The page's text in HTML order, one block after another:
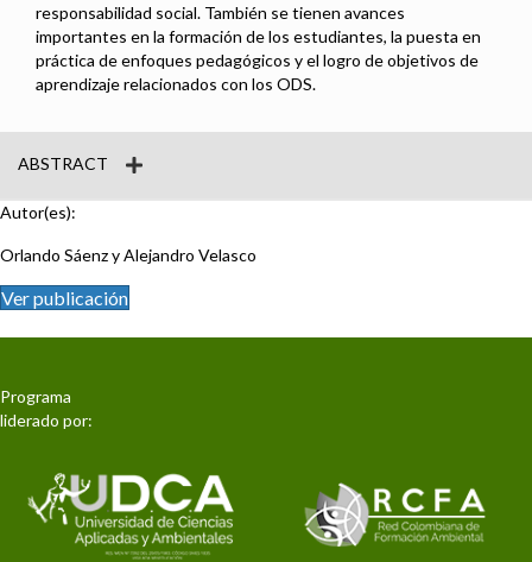
responsabilidad social. También se tienen avances
importantes en la formación de los estudiantes, la puesta en
práctica de enfoques pedagógicos y el logro de objetivos de
aprendizaje relacionados con los ODS.
ABSTRACT
Autor(es):
Orlando Sáenz y Alejandro Velasco
Ver publicación
Programa
liderado por: